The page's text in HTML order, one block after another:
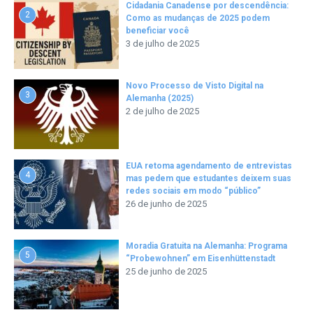
2
Cidadania Canadense por descendência:
Como as mudanças de 2025 podem
beneficiar você
3 de julho de 2025
3
Novo Processo de Visto Digital na
Alemanha (2025)
2 de julho de 2025
4
EUA retoma agendamento de entrevistas
mas pedem que estudantes deixem suas
redes sociais em modo “público”
26 de junho de 2025
5
Moradia Gratuita na Alemanha: Programa
“Probewohnen” em Eisenhüttenstadt
25 de junho de 2025